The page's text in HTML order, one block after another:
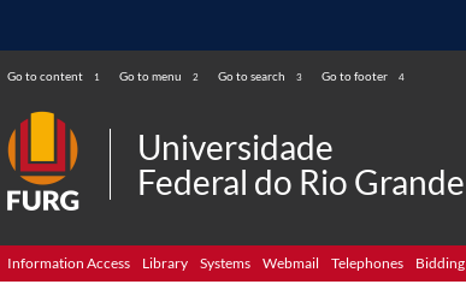
Go to content 1 Go to menu 2 Go to search 3 Go to footer 4
Universidade
Federal do Rio Grande
Information Access Library Systems Webmail Telephones Bidding